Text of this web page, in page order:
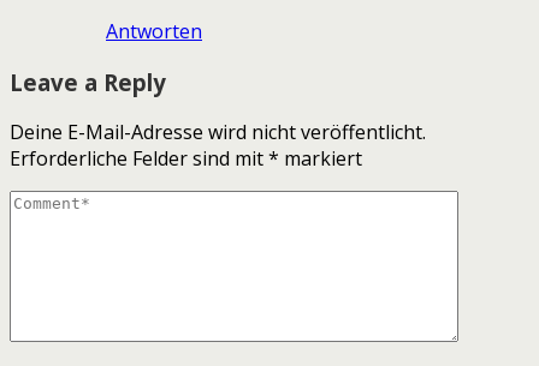
Antworten
Leave a Reply
Deine E-Mail-Adresse wird nicht veröffentlicht.
Erforderliche Felder sind mit* markiert